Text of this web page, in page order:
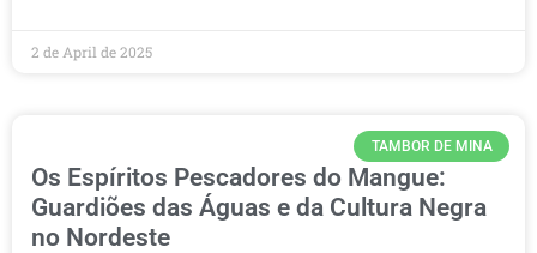
2 de April de 2025
TAMBOR DE MINA
Os Espíritos Pescadores do Mangue:
Guardiões das Águas e da Cultura Negra
no Nordeste